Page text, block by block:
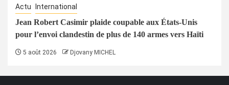
Actu International
Jean Robert Casimir plaide coupable aux États-Unis
pour l’envoi clandestin de plus de 140 armes vers Haïti
5 août 2026 Djovany MICHEL